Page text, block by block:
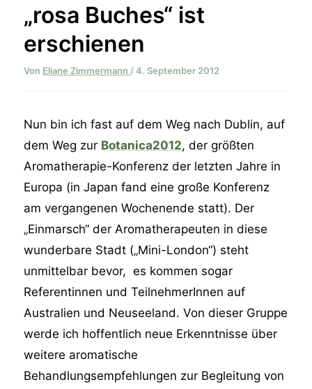
„rosa Buches“ ist
erschienen
Von Eliane Zimmermann/4. September 2012
Nun bin ich fast auf dem Weg nach Dublin, auf
dem Weg zur Botanica2012, der größten
Aromatherapie-Konferenz der letzten Jahre in
Europa (in Japan fand eine große Konferenz
am vergangenen Wochenende statt). Der
„Einmarsch“ der Aromatherapeuten in diese
wunderbare Stadt („Mini-London“) steht
unmittelbar bevor, es kommen sogar
Referentinnen und TeilnehmerInnen auf
Australien und Neuseeland. Von dieser Gruppe
werde ich hoffentlich neue Erkenntnisse über
weitere aromatische
Behandlungsempfehlungen zur Begleitung von